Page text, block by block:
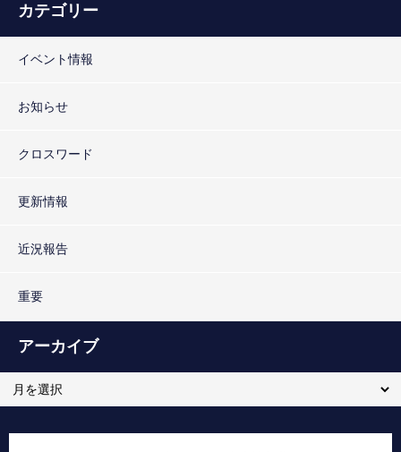
カテゴリー
イベント情報
お知らせ
クロスワード
更新情報
近況報告
重要
アーカイブ